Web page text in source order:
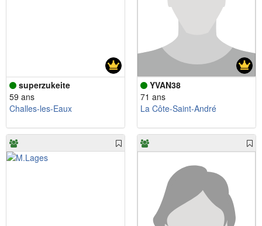
superzukeite
59 ans
Challes-les-Eaux
YVAN38
71 ans
La Côte-Saint-André